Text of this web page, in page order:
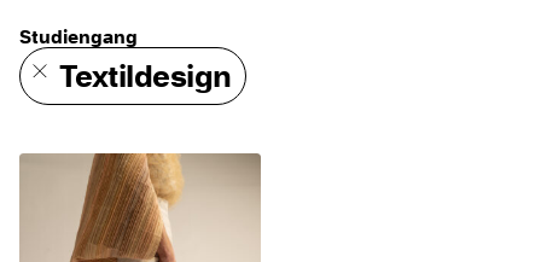
Studiengang
Textildesign